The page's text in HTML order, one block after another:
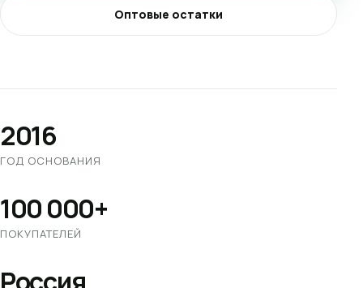
Оптовые остатки
2016
ГОД ОСНОВАНИЯ
100 000+
ПОКУПАТЕЛЕЙ